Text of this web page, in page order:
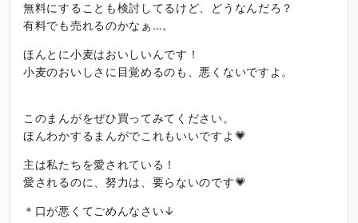
無料にすることも検討してるけど、どうなんだろ？
有料でも売れるのかなぁ…。
ほんとに小麦はおいしいんです！
小麦のおいしさに目覚めるのも、悪くないですよ。
このまんがをぜひ買ってみてください。
ほんわかするまんがでこれもいいですよ💗
主は私たちを愛されている！
愛されるのに、努力は、要らないのです💗
＊口が悪くてごめんなさい↓